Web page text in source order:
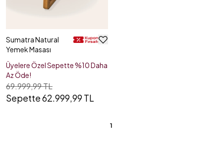
Sumatra Natural
Yemek Masası
Üyelere Özel Sepette %10 Daha
Az Öde!
69.999,99 TL
Sepette 62.999,99 TL
1